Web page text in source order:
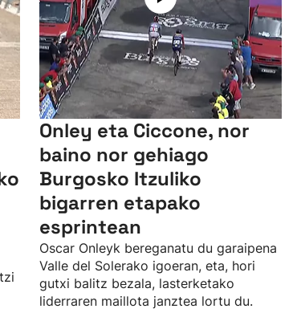
Onley eta Ciccone, nor
baino nor gehiago
Burgosko Itzuliko
bigarren etapako
esprintean
Oscar Onleyk bereganatu du garaipena
Valle del Solerako igoeran, eta, hori
gutxi balitz bezala, lasterketako
liderraren maillota janztea lortu du.